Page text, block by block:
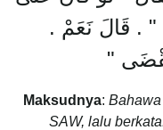
‏"‏ ‏.‏ قَالَ نَعَمْ ‏.‏
‏"‏
Maksudnya:
SAW, lalu